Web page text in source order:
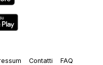
Contatti
FAQ